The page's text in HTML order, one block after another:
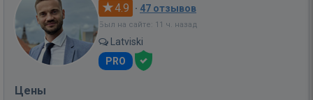
4.9 · 47 отзывов
Был на сайте: 11 ч. назад
Latviski
PRO
Цены